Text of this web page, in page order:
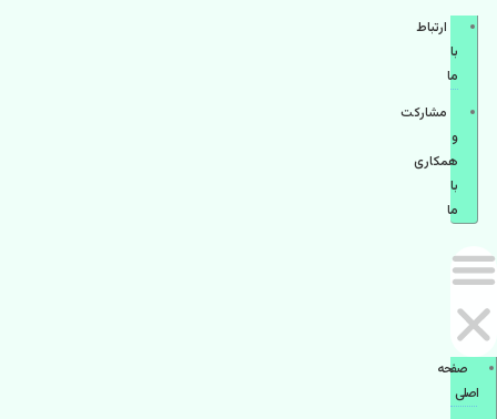
ارتباط
با
ما
مشاركت
و
همكاری
با
ما
صفحه
اصلی